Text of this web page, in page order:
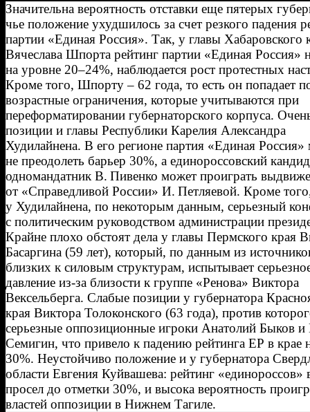
Значительна вероятность отставки еще пятерых
чье положение ухудшилось за счет резкого падения
партии «Единая Россия». Так, у главы Хабаровского
Вячеслава Шпорта рейтинг партии «Единая Россия»
на уровне 20–24%, наблюдается рост протестных
Кроме того, Шпорту – 62 года, то есть он попадает
возрастные ограничения, которые учитываются при
переформатировании губернаторского корпуса.
позиции и главы Республики Карелия Александра
Худилайнена. В его регионе партия «Единая Россия»
не преодолеть барьер 30%, а единороссовский
одномандатник В. Пивенко может проиграть
от «Справедливой России» И. Петляевой. Кроме
у Худилайнена, по некоторым данным, серьезный
с политическим руководством администрации
Крайне плохо обстоят дела у главы Пермского края
Басаргина (59 лет), который, по данным из
близких к силовым структурам, испытывает
давление из-за близости к группе «Ренова» Виктора
Вексельберга. Слабые позиции у губернатора
края Виктора Толоконского (63 года), против
серьезные оппозиционные игроки Анатолий Быков и
Семигин, что привело к падению рейтинга ЕР в крае
30%. Неустойчиво положение и у губернатора
области Евгения Куйвашева: рейтинг «единороссов»
просел до отметки 30%, и высока вероятность
властей оппозиции в Нижнем Тагиле.